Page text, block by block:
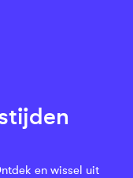
en wissel uit